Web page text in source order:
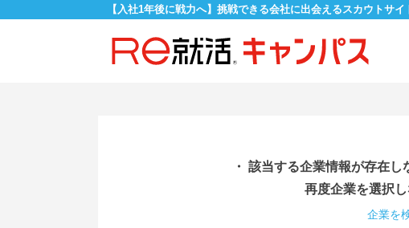
【入社1年後に戦力へ】挑戦できる会社に出会えるスカウトサイ
・ 該当する企業情報が存在し
再度企業を選択し
企業を